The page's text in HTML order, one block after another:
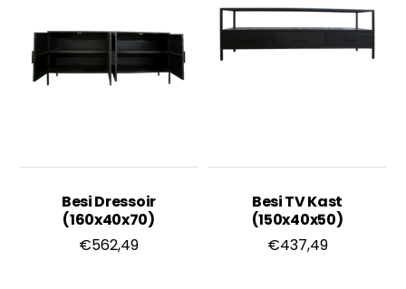
Besi Dressoir
(160x40x70)
€562,49
Besi TV Kast
(150x40x50)
€437,49